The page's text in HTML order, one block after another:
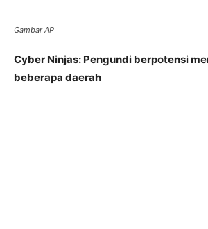
Gambar AP
Cyber Ninjas: Pengundi berpotensi
beberapa daerah